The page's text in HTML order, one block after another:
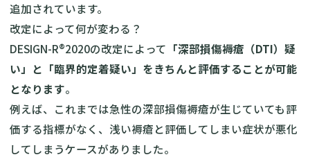
追加されています。
改定によって何が変わる？
DESIGN-R®2020の改定によって 「深部損傷褥瘡（DTI）疑
い」と「臨界的定着疑い」をきちんと評価することが可能
となります。
例えば、これまでは急性の深部損傷褥瘡が生じていても評
価する指標がなく、浅い褥瘡と評価してしまい症状が悪化
してしまうケースがありました。